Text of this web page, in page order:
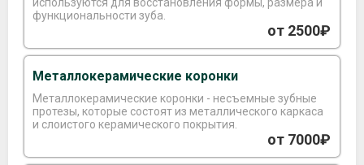
функциональности зуба.
от 2500₽
Металлокерамические коронки
Металлокерамические коронки - несъемные зубные
протезы, которые состоят из металлического каркаса
и слоистого керамического покрытия.
от 7000₽